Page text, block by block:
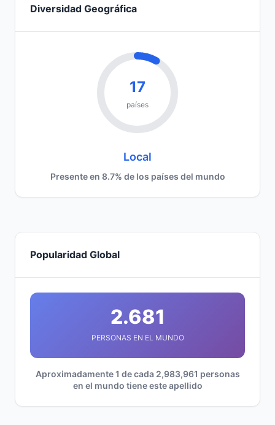
Diversidad Geográfica
17
países
Local
Presente en 8.7% de los países del mundo
Popularidad Global
2.681
PERSONAS EN EL MUNDO
Aproximadamente 1 de cada 2,983,961 personas
en el mundo tiene este apellido